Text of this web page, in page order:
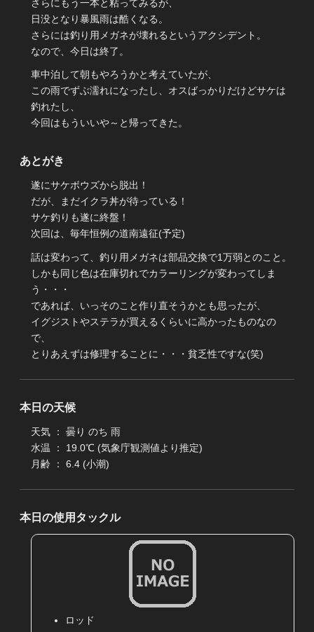
さらにもう一本と粘ってみるが、
日没となり暴風雨は酷くなる。
さらには釣り用メガネが壊れるというアクシデント。
なので、今日は終了。
車中泊して朝もやろうかと考えていたが、
この雨でずぶ濡れになったし、オスばっかりだけどサケは
釣れたし、
今回はもういいや～と帰ってきた。
あとがき
遂にサケボウズから脱出！
だが、まだイクラ丼が待っている！
サケ釣りも遂に終盤！
次回は、毎年恒例の道南遠征(予定)
話は変わって、釣り用メガネは部品交換で1万弱とのこと。
しかも同じ色は在庫切れでカラーリングが変わってしま
う・・・
であれば、いっそのこと作り直そうかとも思ったが、
イグジストやステラが買えるくらいに高かったものなの
で、
とりあえずは修理することに・・・貧乏性ですな(笑)
本日の天候
天気 ： 曇り のち 雨
水温 ： 19.0℃ (気象庁観測値より推定)
月齢 ： 6.4 (小潮)
本日の使用タックル
ロッド